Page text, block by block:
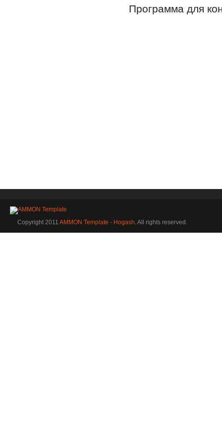
Программа для
Copyright 2011 AMMON Template - Hogash. All rights reserved.